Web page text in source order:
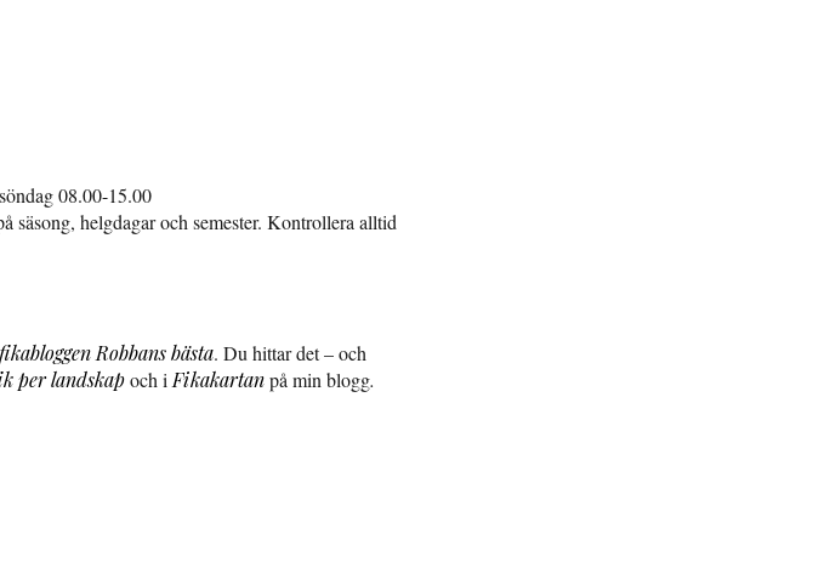
08.00-15.00
säsong, helgdagar och semester. Kontrollera alltid
fikabloggen Robbans bästa. Du hittar det – och
per landskapoch i Fikakartanpå min blogg.